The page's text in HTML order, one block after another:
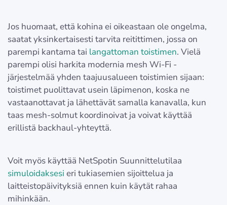
Jos huomaat, että kohina ei oikeastaan ole ongelma,
saatat yksinkertaisesti tarvita reitittimen, jossa on
parempi kantama tai langattoman toistimen. Vielä
parempi olisi harkita modernia mesh Wi-Fi -
järjestelmää yhden taajuusalueen toistimien sijaan:
toistimet puolittavat usein läpimenon, koska ne
vastaanottavat ja lähettävät samalla kanavalla, kun
taas mesh-solmut koordinoivat ja voivat käyttää
erillistä backhaul-yhteyttä.
Voit myös käyttää NetSpotin Suunnittelutilaa
simuloidaksesi eri tukiasemien sijoittelua ja
laitteistopäivityksiä ennen kuin käytät rahaa
mihinkään.